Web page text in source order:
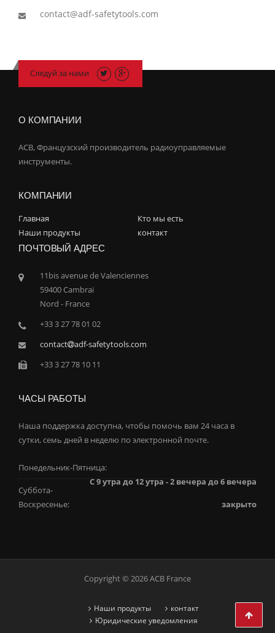
contact@adf-safetytools.com
Следуй за нами
О КОМПАНИИ
ACB, Французский производитель радиоуправляемые
инструменты.
КОМПАНИИ
Главная
Кто мы есть
Наши продукты
контакт
ПОЧТОВЫЙ АДРЕС
11bis avenue de Valenciennes
59400 Cambrai
Nord - France
+33 3 27 78 01 02
contact
adf-safetytools.com
+33 3 27 78 10 11
ЧАСЫ РАБОТЫ
Наша поддержка доступна, чтобы помочь вам 24 часа в
сутки, семь дней в неделю по электронной почте.
Понедельник-Пятница:
С 9 утра до 12 утра - 2 вечера до 6 вечера
Суббота-
Воскресенье:
закрыто
Copyright © 2026 ACB France
Наши продукты
контакт
Юридические уведомления